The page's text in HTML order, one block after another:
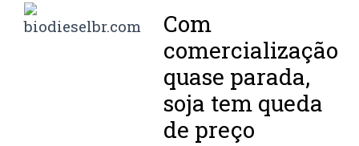
Com
comercialização
quase parada,
soja tem queda
de preço